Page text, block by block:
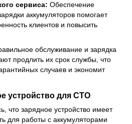
сервиса: Обеспечение
аккумуляторов помогает
клиентов и повысить
обслуживание и зарядка
продлить их срок службы, что
случаев и экономит
устройство для СТО
что зарядное устройство имеет
для работы с аккумуляторами